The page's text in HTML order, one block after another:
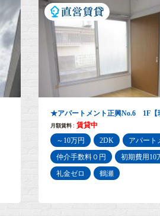
★アパートメント正興No.6 1F【
月額賃料 : 賃貸中
～10万円
2DK
アパート
仲介手数料０円
初期費用10
礼金ゼロ
鶴瀬